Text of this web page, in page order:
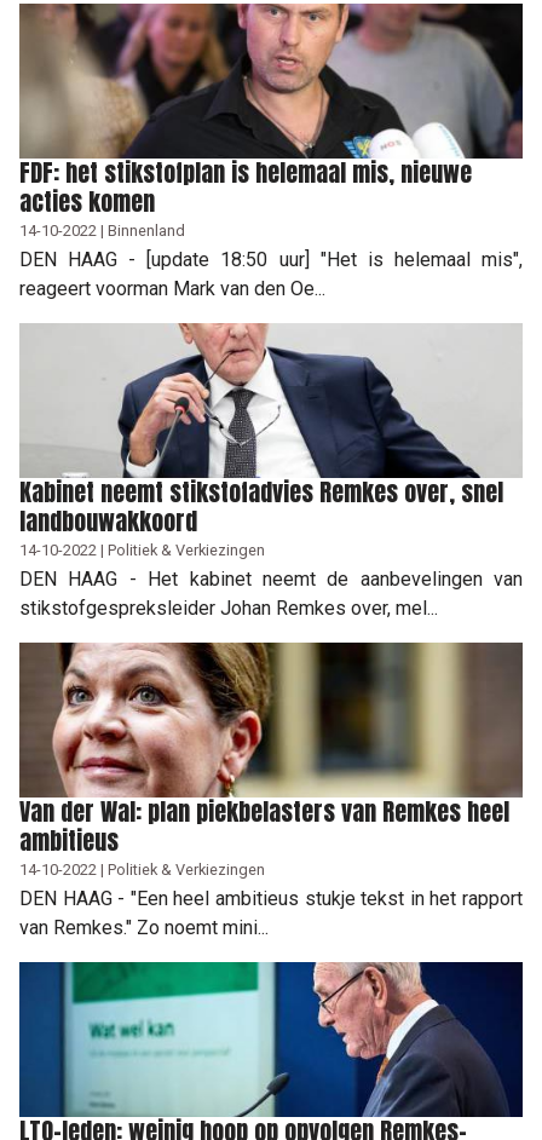
FDF: het stikstofplan is helemaal mis, nieuwe
acties komen
14-10-2022 | Binnenland
DEN HAAG - [update 18:50 uur] "Het is helemaal mis",
reageert voorman Mark van den Oe...
Kabinet neemt stikstofadvies Remkes over, snel
landbouwakkoord
14-10-2022 | Politiek & Verkiezingen
DEN HAAG - Het kabinet neemt de aanbevelingen van
stikstofgespreksleider Johan Remkes over, mel...
Van der Wal: plan piekbelasters van Remkes heel
ambitieus
14-10-2022 | Politiek & Verkiezingen
DEN HAAG - "Een heel ambitieus stukje tekst in het rapport
van Remkes." Zo noemt mini...
LTO-leden: weinig hoop op opvolgen Remkes-